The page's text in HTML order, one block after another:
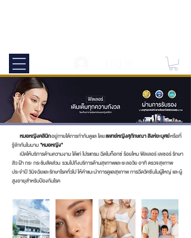
มาตรฐาน AACI ยกระดับทุกขั้นตอนการดูแล
หมอหญิงคลินิกอยู่ภายใต้การกำกับดูแล โดยแพทย์หญิงศุภักษณา สิงห์ยะบุศย์หรือที่
รู้จักกันในนาม"หมอหญิง"
เปิดให้บริการด้านความงาม ได้แก่ โปรแกรม ฉีดโบท็อกซ์ ร้อยไหม ฟิลเลอร์ เลเซอร์ รักษา
สิว ฝ้า กระ กระชับสัดส่วน รวมไปถึงบริการด้านสุขภาพและชะลอวัย อาทิ ตรวจสุขภาพ
ประจำปี วินิจฉัยและรักษาโรคทั่วไป ให้คำแนะนำการดูแลสุขภาพ การฉีดวัคซีนในผู้ใหญ่ และผู้
สูงอายุสำหรับป้องกันโรค